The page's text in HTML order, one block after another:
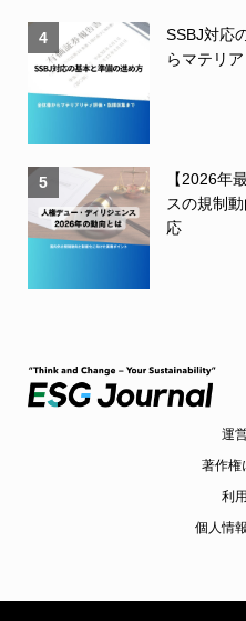
4
SSBJ対応
らマテリ
5
【2026年
スの規制
応
運
著作権
利
個人情